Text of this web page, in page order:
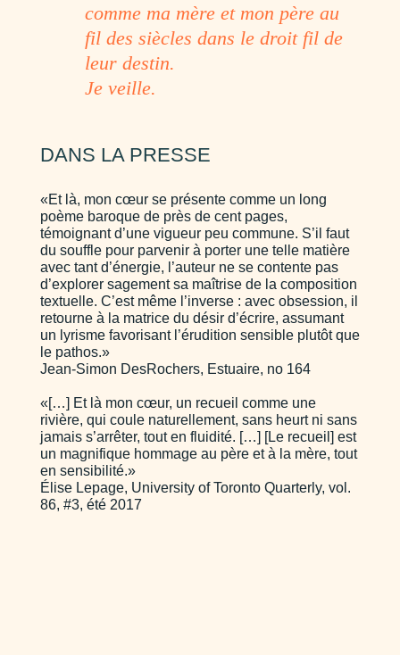
comme ma mère et mon père au
fil des siècles dans le droit fil de
leur destin.
Je veille.
DANS LA PRESSE
«Et là, mon cœur se présente comme un long
poème baroque de près de cent pages,
témoignant d’une vigueur peu commune. S’il faut
du souffle pour parvenir à porter une telle matière
avec tant d’énergie, l’auteur ne se contente pas
d’explorer sagement sa maîtrise de la composition
textuelle. C’est même l’inverse : avec obsession, il
retourne à la matrice du désir d’écrire, assumant
un lyrisme favorisant l’érudition sensible plutôt que
le pathos.»
Jean-Simon DesRochers, Estuaire, no 164
«[…] Et là mon cœur, un recueil comme une
rivière, qui coule naturellement, sans heurt ni sans
jamais s’arrêter, tout en fluidité. […] [Le recueil] est
un magnifique hommage au père et à la mère, tout
en sensibilité.»
Élise Lepage, University of Toronto Quarterly, vol.
86, #3, été 2017